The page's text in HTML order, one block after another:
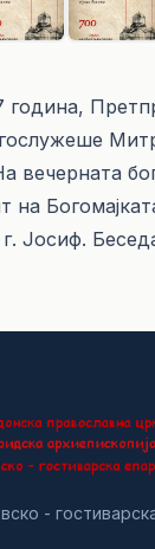
година,
вечерната
на
Јосиф.
-